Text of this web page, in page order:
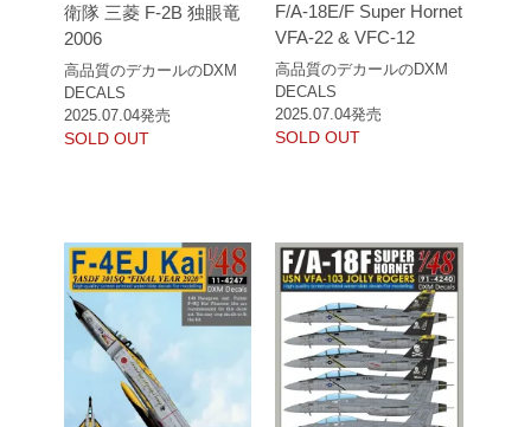
衛隊 三菱 F-2B 独眼竜
2006
高品質のデカールのDXM
DECALS
2025.07.04発売
SOLD OUT
F/A-18E/F Super Hornet
VFA-22 & VFC-12
高品質のデカールのDXM
DECALS
2025.07.04発売
SOLD OUT